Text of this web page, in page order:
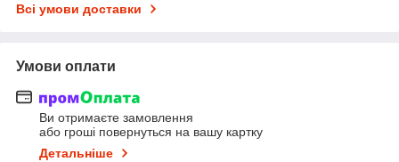
Всі умови доставки
Умови оплати
Ви отримаєте замовлення
або гроші повернуться на вашу картку
Детальніше